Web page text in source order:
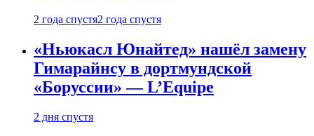
2 года спустя2 года спустя
«Ньюкасл Юнайтед» нашёл замену
Гимарайнсу в дортмундской
«Боруссии» — L’Equipe
2 дня спустя